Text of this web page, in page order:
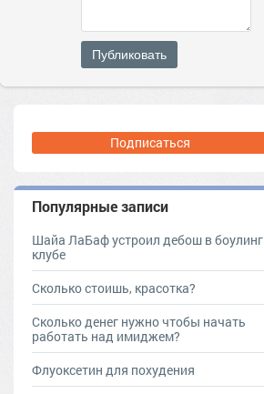
Публиковать
Подписаться
Популярные записи
Шайа ЛаБаф устроил дебош в боулинг
клубе
Сколько стоишь, красотка?
Сколько денег нужно чтобы начать
работать над имиджем?
Флуоксетин для похудения